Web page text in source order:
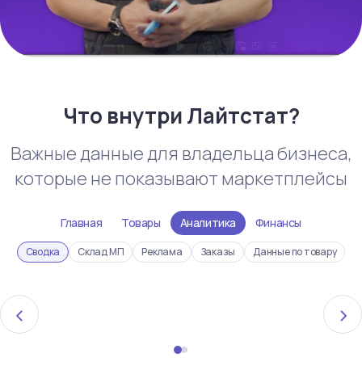
Что внутри Лайтстат?
Важные данные для владельца бизнеса,
которые не показывают маркетплейсы
Главная Товары Аналитика Финансы
Сводка Склад МП Реклама Заказы Данные по товару
‹ ›